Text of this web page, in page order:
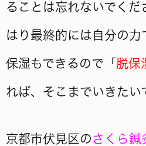
ることは忘れないでくだ
はり最終的には自分の力
保湿もできるので「 脱保
れば、そこまでいきたい
京都市伏見区の さくら鍼